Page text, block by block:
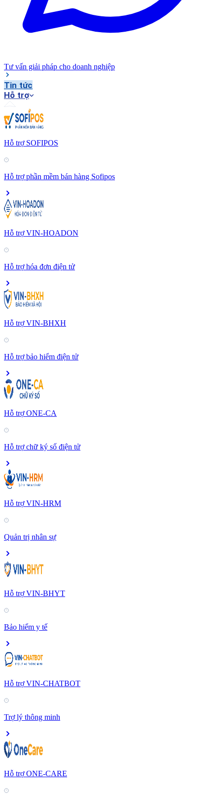
Tư vấn giải pháp cho doanh nghiệp
Tin tức
Hỗ trợ
Hỗ trợ SOFIPOS
Hỗ trợ phần mềm bán hàng Sofipos
Hỗ trợ VIN-HOADON
Hỗ trợ hóa đơn điện tử
Hỗ trợ VIN-BHXH
Hỗ trợ bảo hiểm điện tử
Hỗ trợ ONE-CA
Hỗ trợ chữ ký số điện tử
Hỗ trợ VIN-HRM
Quản trị nhân sự
Hỗ trợ VIN-BHYT
Bảo hiểm y tế
Hỗ trợ VIN-CHATBOT
Trợ lý thông minh
Hỗ trợ ONE-CARE